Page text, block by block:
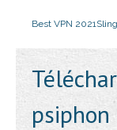
Best VPN 2021
psiphon